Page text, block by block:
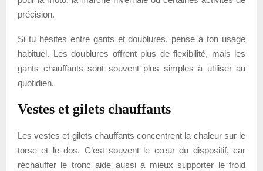
précision.
Si tu hésites entre gants et doublures, pense à ton usage
habituel. Les doublures offrent plus de flexibilité, mais les
gants chauffants sont souvent plus simples à utiliser au
quotidien.
Vestes et gilets chauffants
Les vestes et gilets chauffants concentrent la chaleur sur le
torse et le dos. C’est souvent le cœur du dispositif, car
réchauffer le tronc aide aussi à mieux supporter le froid